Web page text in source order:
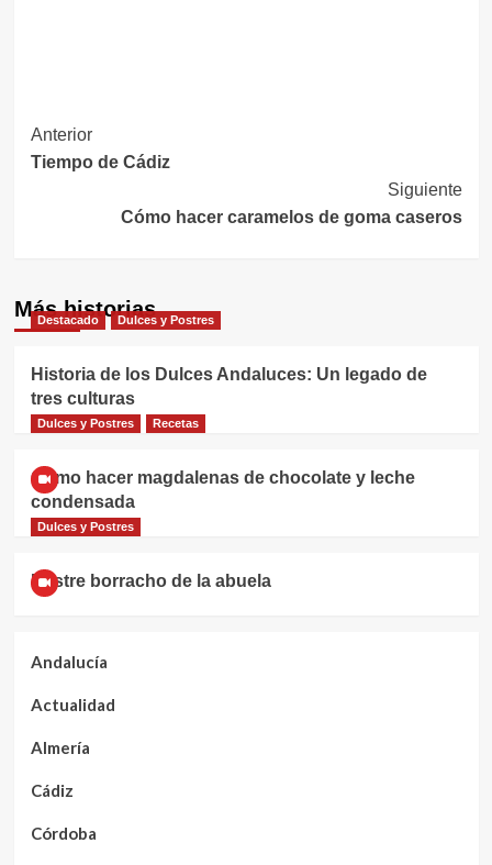
Navegación
de
entradas
Anterior
Tiempo de Cádiz
Siguiente
Cómo hacer caramelos de goma caseros
Más historias
Destacado Dulces y Postres
Historia de los Dulces Andaluces: Un legado de
tres culturas
Dulces y Postres Recetas
Cómo hacer magdalenas de chocolate y leche
condensada
Dulces y Postres
Postre borracho de la abuela
Andalucía
Actualidad
Almería
Cádiz
Córdoba